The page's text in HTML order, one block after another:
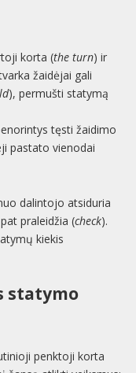
korta (the turn) ir
žaidėjai gali
), permušti statymą
tęsti žaidimo
pastato vienodai
dalintojo atsiduria
praleidžia (check).
kiekis
statymo
penktoji korta